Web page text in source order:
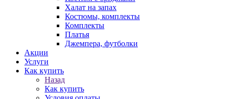
Халат на запах
Костюмы, комплекты
Комплекты
Платья
Джемпера, футболки
Акции
Услуги
Как купить
Назад
Как купить